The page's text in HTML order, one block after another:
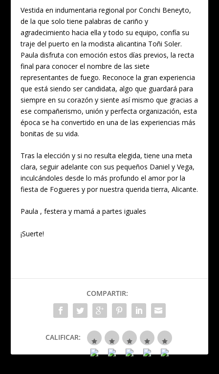
Vestida en indumentaria regional por Conchi Beneyto,
de la que solo tiene palabras de cariño y
agradecimiento hacia ella y todo su equipo, confía su
traje del puerto en la modista alicantina Toñi Soler.
Paula disfruta con emoción estos días previos, la recta
final para conocer el nombre de las siete
representantes de fuego. Reconoce la gran experiencia
que está siendo ser candidata, algo que guardará para
siempre en su corazón y siente así mismo que gracias a
ese compañerismo, unión y perfecta organización, esta
época se ha convertido en una de las experiencias más
bonitas de su vida.
Tras la elección y si no resulta elegida, tiene una meta
clara, seguir adelante con sus pequeños Daniel y Vega,
inculcándoles desde lo más profundo el amor por la
fiesta de Fogueres y por nuestra querida tierra, Alicante.
Paula , festera y mamá a partes iguales
¡Suerte!
COMPARTIR:
CALIFICAR: